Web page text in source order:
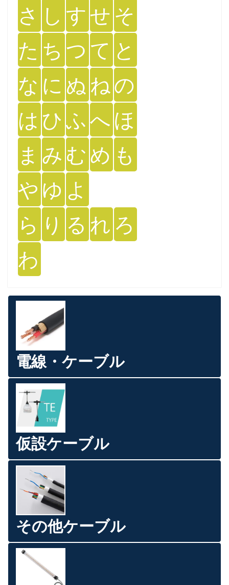
さ し すせ そ
た ち つ て と
な に ぬ ねの
は ひふへほ
ま み むめ も
や ゆ よ
ら り る れ ろ
わ
電線・ケーブル
仮設ケーブル
その他ケーブル